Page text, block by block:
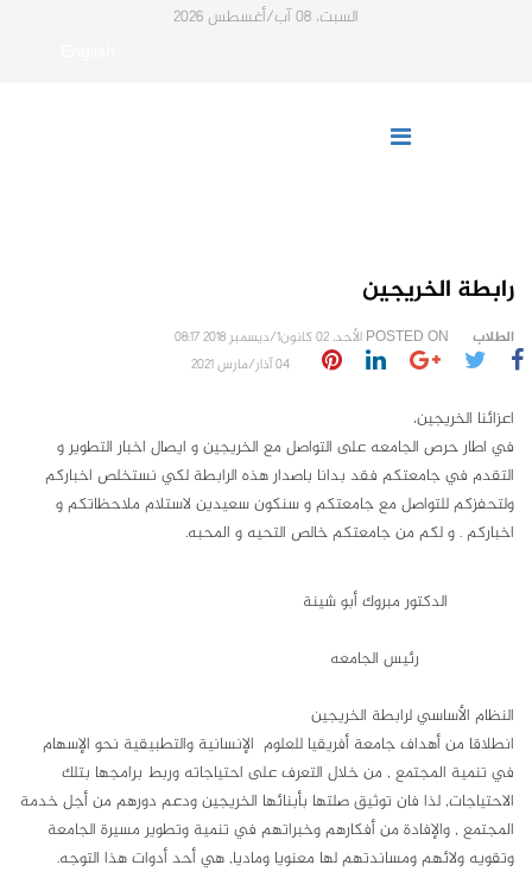
السبت، 08 آب/أغسطس 2026
رابطة الخريجين
الطلاب POSTED ON الأحد، 02 كانون1/ديسمبر 2018 08:17
04 آذار/مارس 2021
اعزائنا الخريجين،
في اطار حرص الجامعه على التواصل مع الخريجين و ايصال اخبار التطوير و
التقدم في جامعتكم فقد بدانا باصدار هذه الرابطة لكي نستخلص اخباركم
ولتحفزكم للتواصل مع جامعتكم و سنكون سعيدين لاستلام ملاحظاتكم و
اخباركم . و لكم من جامعتكم خالص التحيه و المحبه.
الدكتور مبروك أبو شينة
رئيس الجامعه
النظام الأساسي لرابطة الخريجين
انطلاقا من أهداف جامعة أفريقيا للعلوم الإنسانية والتطبيقية نحو الإسهام
في تنمية المجتمع , من خلال التعرف على احتياجاته وربط برامجها بتلك
الاحتياجات, لذا فان توثيق صلتها بأبنائها الخريجين ودعم دورهم من أجل خدمة
المجتمع , والإفادة من أفكارهم وخبراتهم في تنمية وتطوير مسيرة الجامعة
وتقويه ولائهم ومساندتهم لها معنويا وماديا, هي أحد أدوات هذا التوجه.